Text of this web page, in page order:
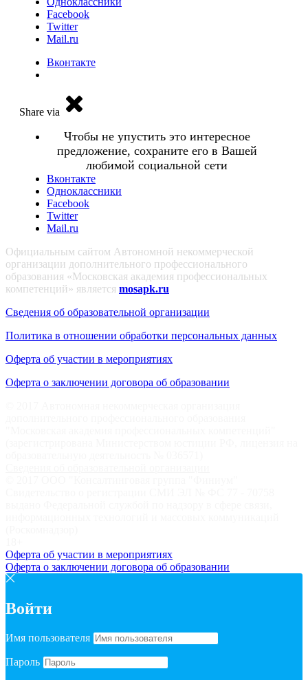
Facebook
Twitter
Mail.ru
Вконтакте
Share via
Чтобы не упустить это интересное
предложение, сохраните его в Вашей
любимой социальной сети
Вконтакте
Одноклассники
Facebook
Twitter
Mail.ru
Официальным сайтом Автономной некоммерческой
организации дополнительного профессионального
образования «Московская академия профессиональных
компетенций» является mosapk.ru
Сведения об образовательной организации
Политика в отношении обработки персональных данных
Оферта об участии в мероприятиях
Оферта о заключении договора об образовании
Оферта об участии в мероприятиях
Оферта о заключении договора об образовании
Войти
Имя пользователя
Пароль